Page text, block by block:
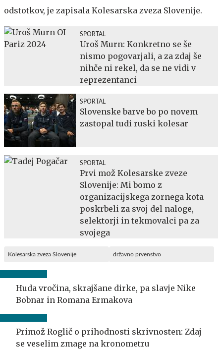
odstotkov, je zapisala Kolesarska zveza Slovenije.
SPORTAL
Uroš Murn: Konkretno se še
nismo pogovarjali, a za zdaj še
nihče ni rekel, da se ne vidi v
reprezentanci
SPORTAL
Slovenske barve bo po novem
zastopal tudi ruski kolesar
SPORTAL
Prvi mož Kolesarske zveze
Slovenije: Mi bomo z
organizacijskega zornega kota
poskrbeli za svoj del naloge,
selektorji in tekmovalci pa za
svojega
Kolesarska zveza Slovenije državno prvenstvo
Huda vročina, skrajšane dirke, pa slavje Nike
Bobnar in Romana Ermakova
Primož Roglič o prihodnosti skrivnosten: Zdaj
se veselim zmage na kronometru